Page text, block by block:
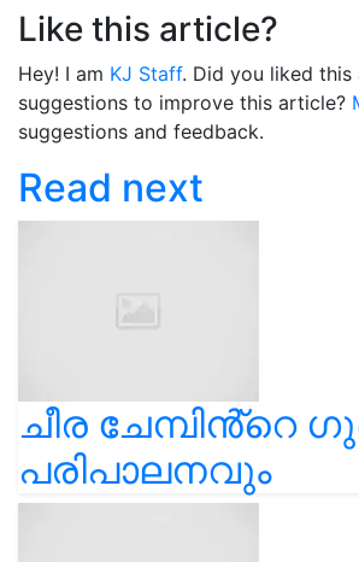
Like this article?
Hey! I am KJ Staff. Did you liked this
suggestions to improve this article?
suggestions and feedback.
Read next
ചീര ചേമ്പിൻ്റെ
പരിപാലനവും